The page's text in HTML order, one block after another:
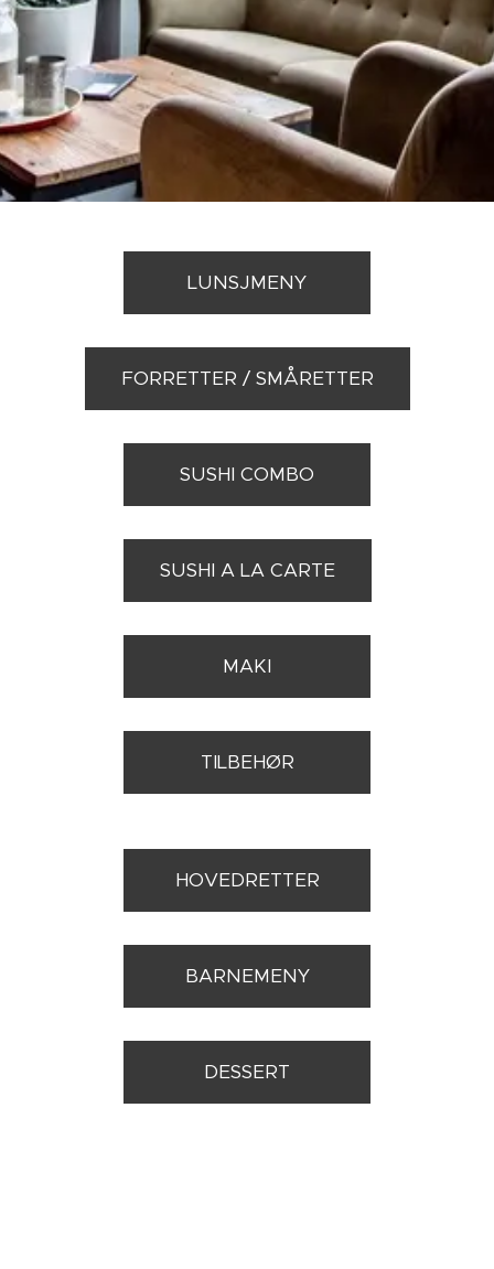
LUNSJMENY
FORRETTER / SMÅRETTER
SUSHI COMBO
SUSHI A LA CARTE
MAKI
TILBEHØR
HOVEDRETTER
BARNEMENY
DESSERT